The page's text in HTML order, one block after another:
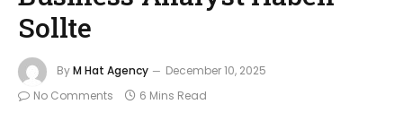
Sollte
ByM Hat Agency
December 10, 2025
No Comments
6 Mins Read